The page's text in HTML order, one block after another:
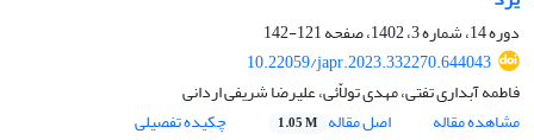
دوره 14، شماره 3، 1402، صفحه
121-142
10.22059/japr.2023.332270.644043
فاطمه آبداری تفتی، مهدی تولاّئی، علیرضا شریفی اردانی
مشاهده مقاله
اصل مقاله 1.05 M چکیده تفصیلی